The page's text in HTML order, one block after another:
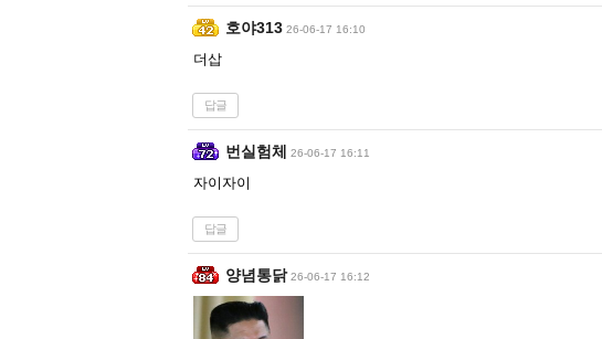
호야313 26-06-17 16:10
더삽
답글
번실험체 26-06-17 16:11
자이자이
답글
양념통닭 26-06-17 16:12